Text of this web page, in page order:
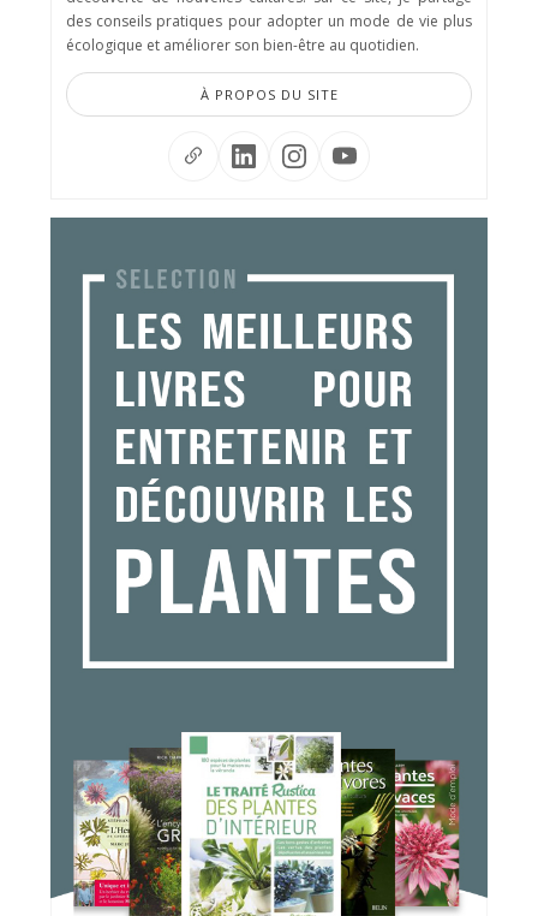
des conseils pratiques pour adopter un mode de vie plus
écologique et améliorer son bien-être au quotidien.
À PROPOS DU SITE